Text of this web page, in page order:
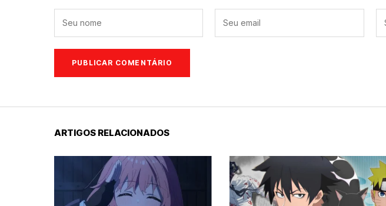
ARTIGOS RELACIONADOS